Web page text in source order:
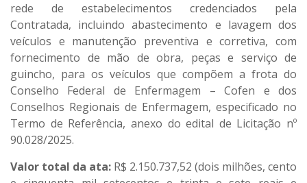
rede de estabelecimentos credenciados pela
Contratada, incluindo abastecimento e lavagem dos
veículos e manutenção preventiva e corretiva, com
fornecimento de mão de obra, peças e serviço de
guincho, para os veículos que compõem a frota do
Conselho Federal de Enfermagem – Cofen e dos
Conselhos Regionais de Enfermagem, especificado no
Termo de Referência, anexo do edital de Licitação nº
90.028/2025.
Valor total da ata: R$ 2.150.737,52 (dois milhões, cento